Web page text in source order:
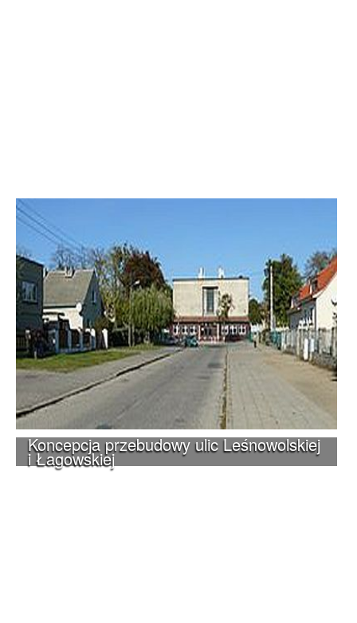
Koncepcja przebudowy ulic Leśnowolskiej
i Łagowskiej